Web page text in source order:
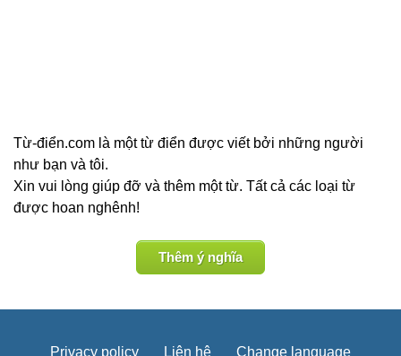
Từ-điển.com là một từ điển được viết bởi những người
như bạn và tôi.
Xin vui lòng giúp đỡ và thêm một từ. Tất cả các loại từ
được hoan nghênh!
Thêm ý nghĩa
Privacy policy Liên hệ Change language